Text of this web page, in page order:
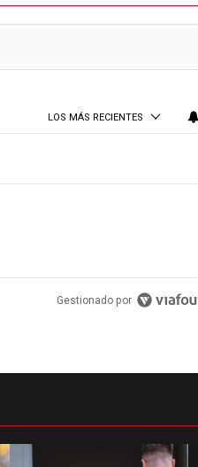
LOS MÁS RECIENTES
Gestionado por